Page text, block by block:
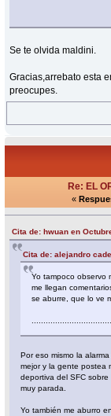
Se te olvida maldini.
Gracias,arrebato esta
preocupes.
Re: EL
«
Cita de: hwuan en
Cita de: alejandro
Yo tampoco observo
me llegan
se aburre, que lo ve
Por eso mismo la
mejor y la gente postea
deportiva del SFC
muy parada.
Yo también me aburro